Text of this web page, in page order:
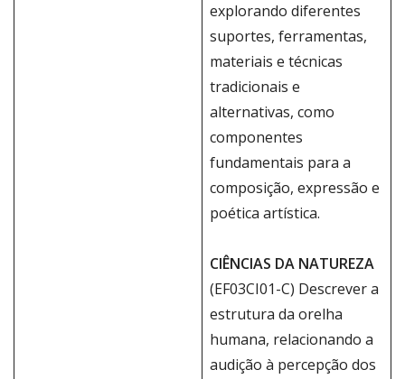
explorando diferentes
suportes, ferramentas,
materiais e técnicas
tradicionais e
alternativas, como
componentes
fundamentais para a
composição, expressão e
poética artística.
CIÊNCIAS DA NATUREZA
(EF03CI01-C) Descrever a
estrutura da orelha
humana, relacionando a
audição à percepção dos